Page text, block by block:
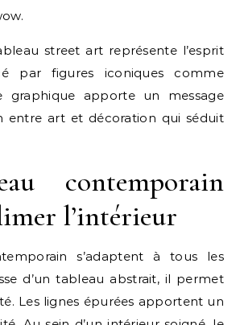
street art représente l’esprit
par figures iconiques comme
graphique apporte un message
entre art et décoration qui séduit
contemporain
l’intérieur
s’adaptent à tous les
d’un tableau abstrait, il permet
Les lignes épurées apportent un